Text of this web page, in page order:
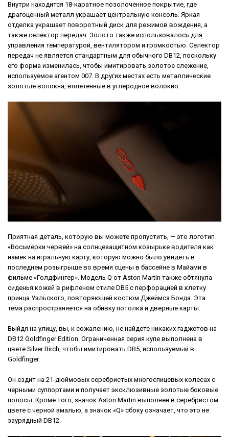
Внутри находится 18-каратное позолоченное покрытие, где
драгоценный металл украшает центральную консоль. Яркая
отделка украшает поворотный диск для режимов вождения, а
также селектор передач. Золото также использовалось для
управления температурой, вентилятором и громкостью. Селектор
передач не является стандартным для обычного DB12, поскольку
его форма изменилась, чтобы имитировать золотое слежение,
используемое агентом 007. В других местах есть металлические
золотые волокна, вплетенные в углеродное волокно.
Приятная деталь, которую вы можете пропустить, — это логотип
«Восьмерки червей» на солнцезащитном козырьке водителя как
намек на игральную карту, которую можно было увидеть в
последнем розыгрыше во время сцены в бассейне в Майами в
фильме «Голдфингер». Модель Q от Aston Martin также обтянула
сиденья кожей в рифленом стиле DB5 с перфорацией в клетку
принца Уэльского, повторяющей костюм Джеймса Бонда. Эта
тема распространяется на обивку потолка и дверные карты.
Выйдя на улицу, вы, к сожалению, не найдете никаких гаджетов на
DB12 Goldfinger Edition. Ограниченная серия купе выполнена в
цвете Silver Birch, чтобы имитировать DB5, используемый в
Goldfinger.
Он ездит на 21-дюймовых серебристых многоспицевых колесах с
черными суппортами и получает эксклюзивные золотые боковые
полосы. Кроме того, значок Aston Martin выполнен в серебристом
цвете с черной эмалью, а значок «Q» сбоку означает, что это не
заурядный DB12.